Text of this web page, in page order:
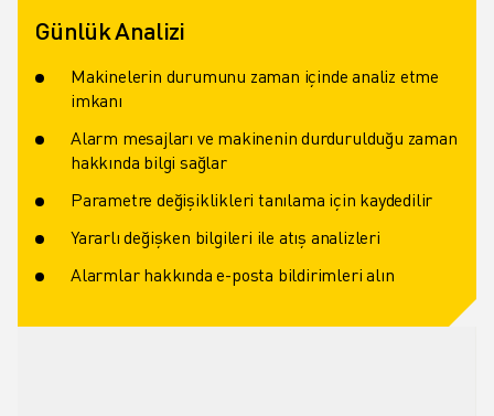
Günlük Analizi
Makinelerin durumunu zaman içinde analiz etme
imkanı
Alarm mesajları ve makinenin durdurulduğu zaman
hakkında bilgi sağlar
Parametre değişiklikleri tanılama için kaydedilir
Yararlı değişken bilgileri ile atış analizleri
Alarmlar hakkında e-posta bildirimleri alın